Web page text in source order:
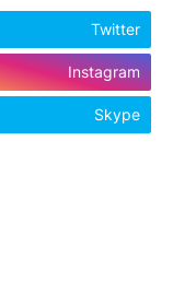
Twitter
Instagram
Skype